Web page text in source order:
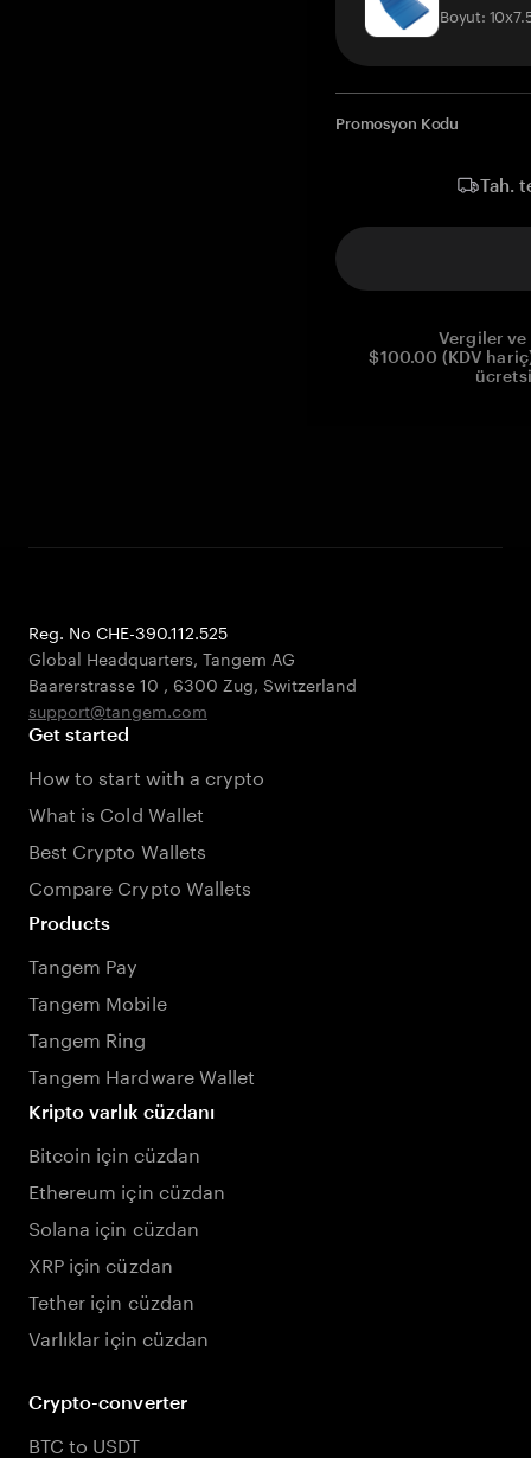
Boyut:
Promosyon Kodu
Tah.
Vergiler
$100.00 (KDV
Reg. No CHE-390.112.525
Global Headquarters, Tangem AG
Baarerstrasse 10 , 6300 Zug, Switzerland
support@tangem.com
Get started
How to start with a crypto
What is Cold Wallet
Best Crypto Wallets
Compare Crypto Wallets
Products
Tangem Pay
Tangem Mobile
Tangem Ring
Tangem Hardware Wallet
Kripto varlık cüzdanı
Bitcoin için cüzdan
Ethereum için cüzdan
Solana için cüzdan
XRP için cüzdan
Tether için cüzdan
Varlıklar için cüzdan
Crypto-converter
BTC to USDT